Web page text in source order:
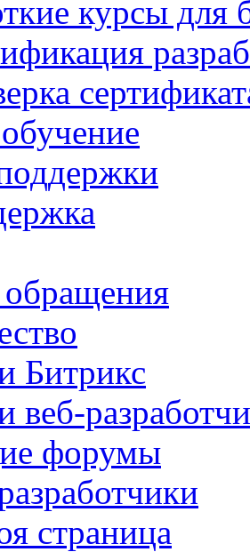
курсы для
Битрикс
веб-
форумы
страница